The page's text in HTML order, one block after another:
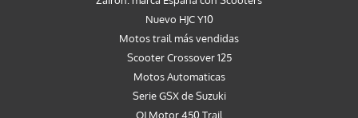
Nuevo HJC Y10
Motos trail más vendidas
Scooter Crossover 125
Motos Automaticas
Serie GSX de Suzuki
QJ Motor 450 Trail